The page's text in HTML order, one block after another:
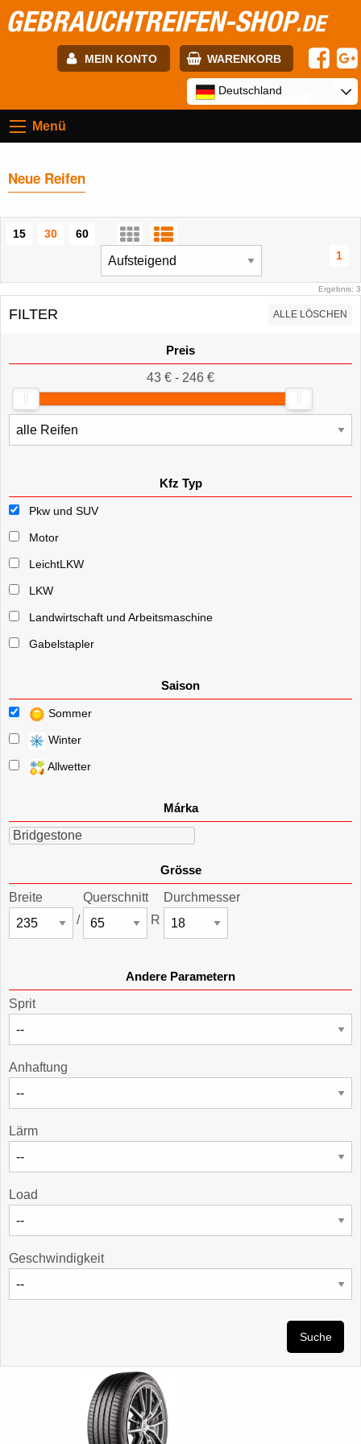
GEBRAUCHTREIFEN-SHOP.DE
MEIN KONTO WARENKORB
Passwort:
Deutschland
Menü
Neue Reifen
15 30
60
1
Ergebnis: 3
FILTER ALLE LÖSCHEN
Preis
43 € - 246 €
Kfz Typ
Pkw und SUV
Motor
LeichtLKW
LKW
Landwirtschaft und Arbeitsmaschine
Gabelstapler
Saison
Sommer
Winter
Allwetter
Márka
Bridgestone
Grösse
Breite
/
Querschnitt
R
Durchmesser
Andere Parametern
Sprit
Anhaftung
Lärm
Load
Geschwindigkeit
Suche